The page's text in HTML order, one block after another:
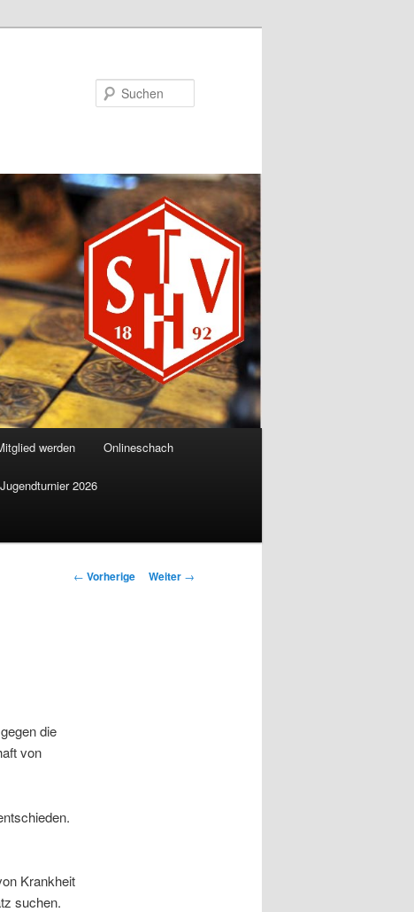
werden Onlineschach
Jugendturnier 2026
Beitrags-
← Vorherige Weiter →
die
von
Krankheit
suchen.